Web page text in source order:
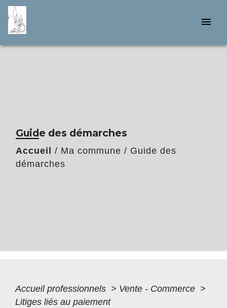
menu
Guide des démarches
Accueil / Ma commune / Guide des
démarches
Accueil professionnels > Vente - Commerce >
Litiges liés au paiement